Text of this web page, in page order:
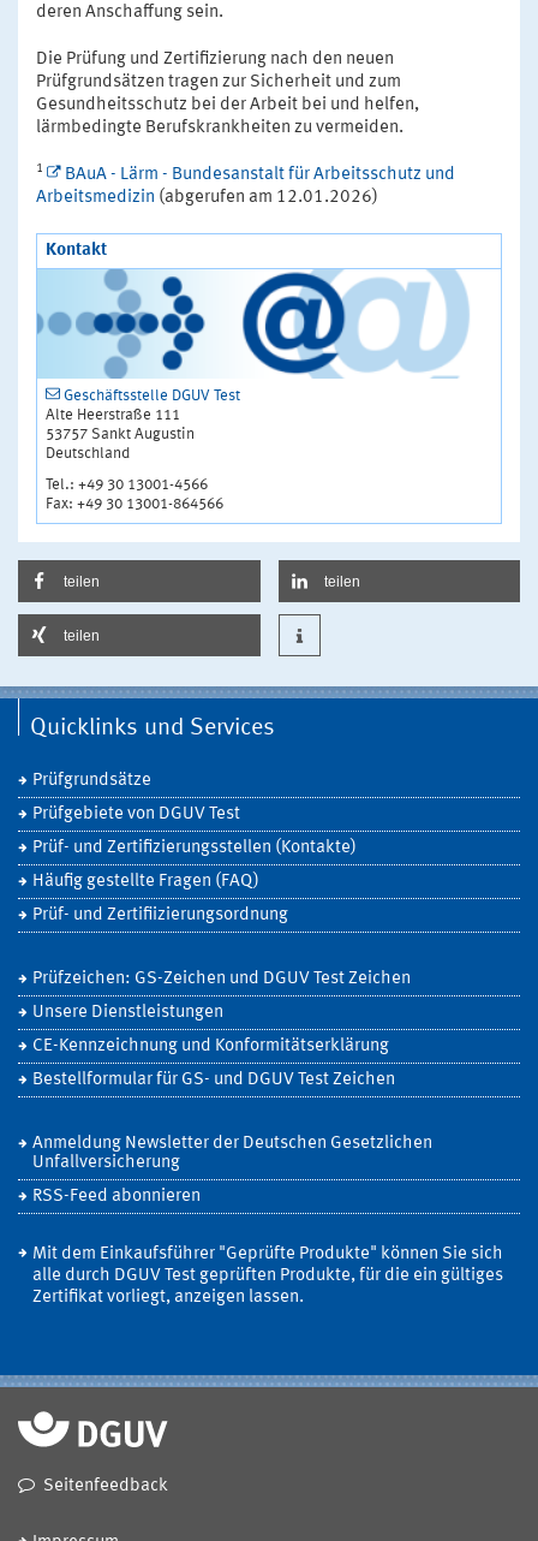
deren Anschaffung sein.
Die Prüfung und Zertifizierung nach den neuen
Prüfgrundsätzen tragen zur Sicherheit und zum
Gesundheitsschutz bei der Arbeit bei und helfen,
lärmbedingte Berufskrankheiten zu vermeiden.
1
BAuA - Lärm - Bundesanstalt für Arbeitsschutz und
Arbeitsmedizin (abgerufen am 12.01.2026)
Kontakt
Geschäftsstelle DGUV Test
Alte Heerstraße 111
53757 Sankt Augustin
Deutschland
Tel.: +49 30 13001-4566
Fax: +49 30 13001-864566
teilen teilen
teilen
Quicklinks und Services
Prüfgrundsätze
Prüfgebiete von DGUV Test
Prüf- und Zertifizierungsstellen (Kontakte)
Häufig gestellte Fragen (FAQ)
Prüf- und Zertifiizierungsordnung
Prüfzeichen: GS-Zeichen und DGUV Test Zeichen
Unsere Dienstleistungen
CE-Kennzeichnung und Konformitätserklärung
Bestellformular für GS- und DGUV Test Zeichen
Anmeldung Newsletter der Deutschen Gesetzlichen
Unfallversicherung
RSS-Feed abonnieren
Mit dem Einkaufsführer "Geprüfte Produkte" können Sie sich
alle durch DGUV Test geprüften Produkte, für die ein gültiges
Zertifikat vorliegt, anzeigen lassen.
Seitenfeedback